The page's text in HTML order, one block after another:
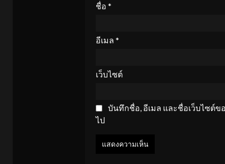
ชื่อ *
อีเมล *
เว็บไซต์
บันทึกชื่อ, อีเมล และชื่อเว็บไซต์
ไป